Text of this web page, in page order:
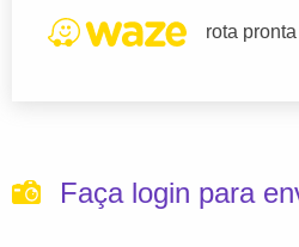
rota pronta
Faça login para